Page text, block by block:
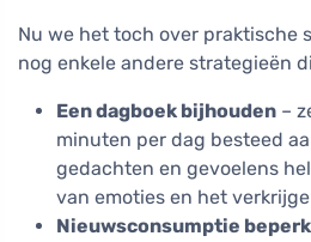
Nu we het toch over praktische
nog enkele andere strategieën
Een dagboek bijhouden –
minuten per dag besteed
gedachten en gevoelens
van emoties en het
Nieuwsconsumptie